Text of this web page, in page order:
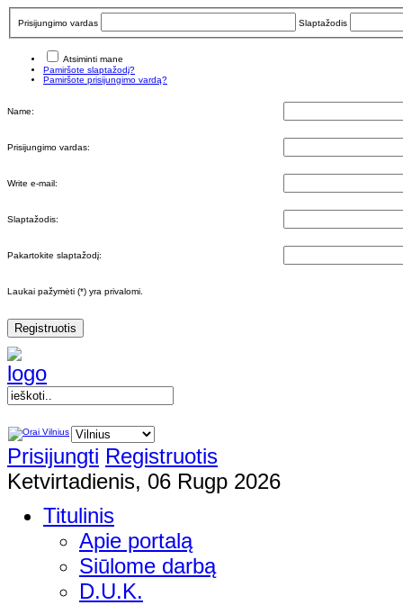
Prisijungimo vardas Slaptažodis
Atsiminti mane
Pamiršote slaptažodį?
Pamiršote prisijungimo vardą?
Name:
Prisijungimo vardas:
Write e-mail:
Slaptažodis:
Pakartokite slaptažodį:
Laukai pažymėti (*) yra privalomi.
Registruotis
Prisijungti Registruotis
Ketvirtadienis, 06 Rugp 2026
Titulinis
Apie portalą
Siūlome darbą
D.U.K.